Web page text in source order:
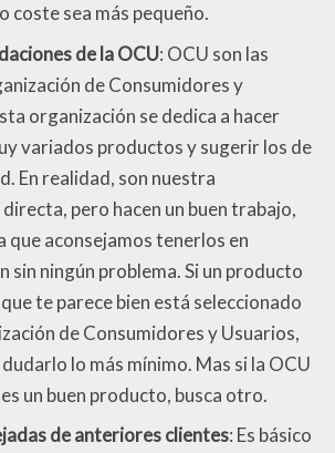
coste sea más pequeño.
de la OCU: OCU son las
de Consumidores y
organización se dedica a hacer
variados productos y sugerir los de
En realidad, son nuestra
pero hacen un buen trabajo,
que aconsejamos tenerlos en
sin ningún problema. Si un producto
te parece bien está seleccionado
de Consumidores y Usuarios,
lo más mínimo. Mas si la OCU
un buen producto, busca otro.
de anteriores clientes: Es básico